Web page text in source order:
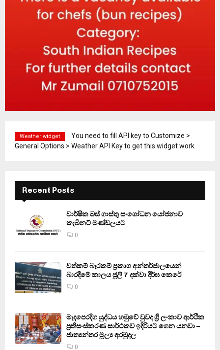
Weather widget
You need to fill API key to Customize >
General Options > Weather API Key to get this widget work.
Recent Posts
වාර්ෂික බස් ගාස්තු සංශෝධන යෝජනාව
කැබිනට් මණ්ඩලයට
0
වත්කම් බැරකම් ප්‍රකාශ අන්තර්ජාලයෙන්
බාරදීමේ කාලය ජූලි 7 දක්වා දීර්ඝ කෙරේ
0
මැදපෙරදිග යුද්ධය හමුවේ වුවද ශ්‍රී ලංකාව ආර්ථික
ප්‍රතිසංස්කරණ සාර්ථකව ඉදිරියට ගෙන යනවා –
ජාත්‍යන්තර මූල්‍ය අරමුදල
0